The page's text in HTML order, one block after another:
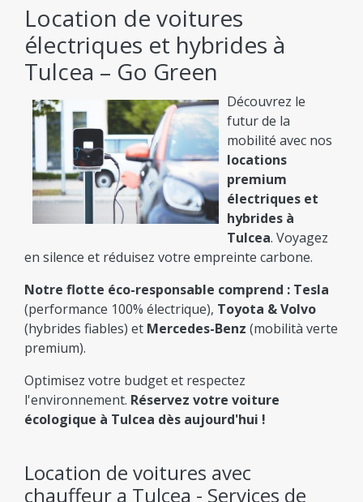
la meilleure expérience de location.
Partenaires de Top - Les agences les plus
populaires
Nous collaborons avec les leaders : Autonom,
Travis, Gorent et bien d'autres.
Réservation Rapide
Technologie moderne pour une location en ligne
simple, rapide et confortable.
Il ne vous reste plus qu'à : Comparer et Choisir
le Bon Prix !
Location de voitures
électriques et hybrides à
Tulcea – Go Green
Découvrez le
futur de la
mobilité avec nos
locations
premium
électriques et
hybrides à
Tulcea. Voyagez
en silence et réduisez votre empreinte carbone.
Notre flotte éco-responsable comprend : Tesla
(performance 100% électrique), Toyota & Volvo
(hybrides fiables) et Mercedes-Benz (mobilità verte
premium).
Optimisez votre budget et respectez
l'environnement. Réservez votre voiture
écologique à Tulcea dès aujourd'hui !
Location de voitures avec
chauffeur a Tulcea - Services de